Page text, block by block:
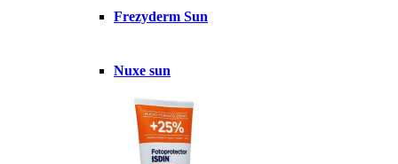
Frezyderm Sun
Nuxe sun